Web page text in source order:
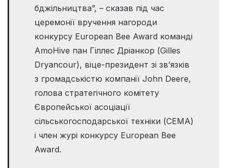
бджільництва”, – сказав під час
церемонії вручення нагороди
конкурсу European Bee Award команді
AmoHive пан Гіллес Дріанкор (Gilles
Dryancour), віце-президент зі зв’язків
з громадськістю компанії John Deere,
голова стратегічного комітету
Європейської асоціації
сільськогосподарської техніки (CEMA)
і член журі конкурсу European Bee
Award.